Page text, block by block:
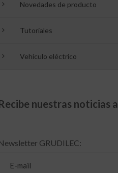
Novedades de producto
Tutoriales
Vehículo eléctrico
nuestras noticias
GRUDILEC: